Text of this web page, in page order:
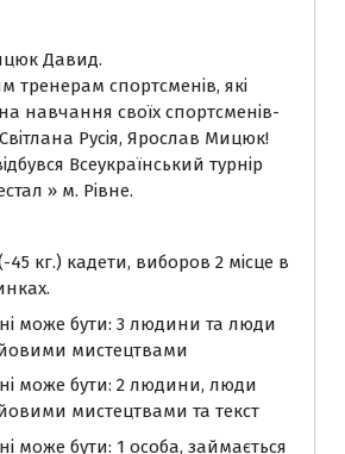
Давид.
тренерам спортсменів, які
навчання своїх спортсменів-
Русія, Ярослав Мицюк!
Всеукраїнський турнір
» м. Рівне.
45 кг.) кадети, виборов 2 місце в